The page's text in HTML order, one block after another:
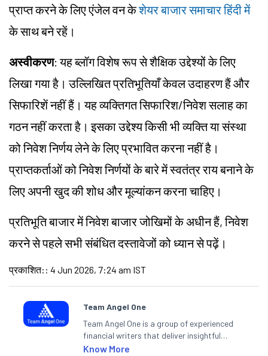
प्राप्त करने के लिए एंजेल वन केशेयर बाजार समाचार हिंदी में
के साथ बने रहें।
अस्वीकरण: यह ब्लॉग विशेष रूप से शैक्षिक उद्देश्यों के लिए
लिखा गया है। उल्लिखित प्रतिभूतियाँ केवल उदाहरण हैं और
सिफारिशें नहीं हैं। यह व्यक्तिगत सिफारिश/निवेश सलाह का
गठन नहीं करता है। इसका उद्देश्य किसी भी व्यक्ति या संस्था
को निवेश निर्णय लेने के लिए प्रभावित करना नहीं है।
प्राप्तकर्ताओं को निवेश निर्णयों के बारे में स्वतंत्र राय बनाने के
लिए अपनी खुद की शोध और मूल्यांकन करना चाहिए।
प्रतिभूति बाजार में निवेश बाजार जोखिमों के अधीन हैं, निवेश
करने से पहले सभी संबंधित दस्तावेजों को ध्यान से पढ़ें।
प्रकाशित: : 4 Jun 2026, 7:24 am IST
Team Angel One
Team Angel One is a group of experienced
financial writers that deliver insightful
articles on the stock market, IPO, economy,
Know More